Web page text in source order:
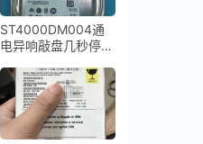
ST4000DM004通
电异响敲盘几秒停转
数据恢复完美成功